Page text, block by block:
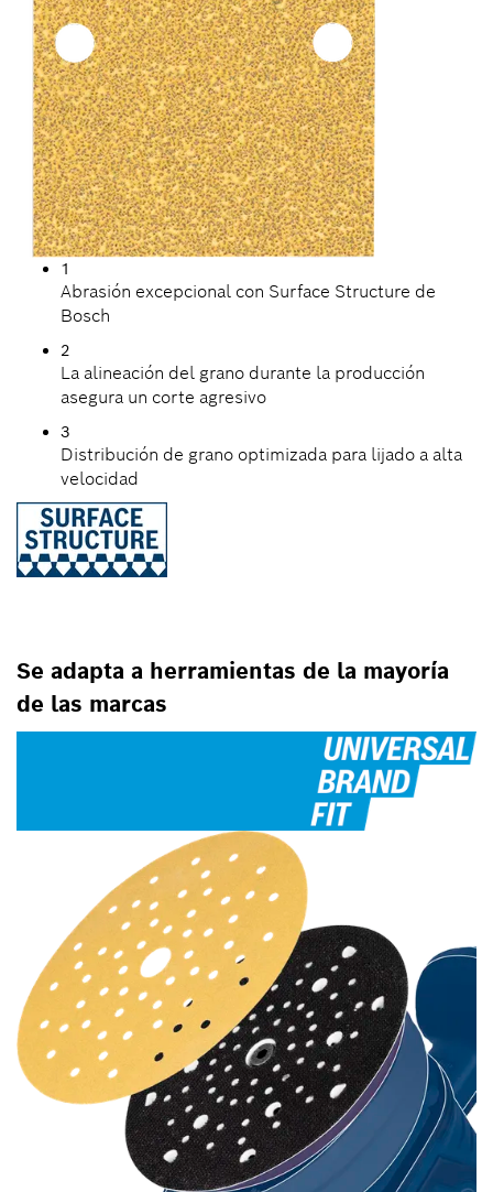
1
Abrasión excepcional con Surface Structure de
Bosch
2
La alineación del grano durante la producción
asegura un corte agresivo
3
Distribución de grano optimizada para lijado a alta
velocidad
Se adapta a herramientas de la mayoría
de las marcas